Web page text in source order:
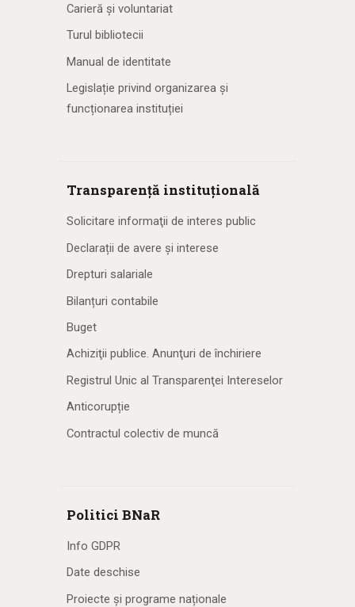
Carieră și voluntariat
Turul bibliotecii
Manual de identitate
Legislație privind organizarea și
funcționarea instituției
Transparență instituțională
Solicitare informaţii de interes public
Declarații de avere și interese
Drepturi salariale
Bilanțuri contabile
Buget
Achiziţii publice. Anunţuri de închiriere
Registrul Unic al Transparenţei Intereselor
Anticorupție
Contractul colectiv de muncă
Politici BNaR
Info GDPR
Date deschise
Proiecte și programe naționale